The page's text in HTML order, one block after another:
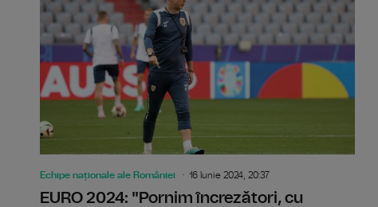
Echipe naționale ale României 16 Iunie 2024, 20:37
EURO 2024: "Pornim încrezători, cu